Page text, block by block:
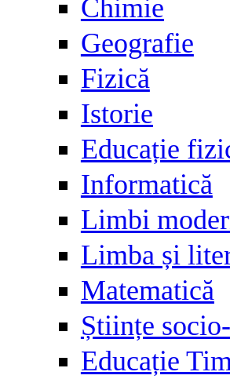
Chimie
Geografie
Fizică
Istorie
Educație
Informatică
Limbi
Limba și
Matematică
Științe
Educație